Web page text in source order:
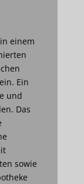
einem
Ein
und
Das
sowie